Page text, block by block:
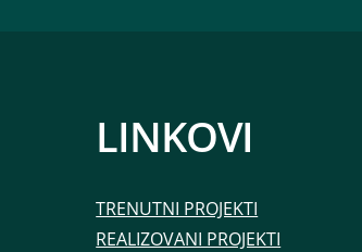
LINKOVI
TRENUTNI PROJEKTI
REALIZOVANI PROJEKTI